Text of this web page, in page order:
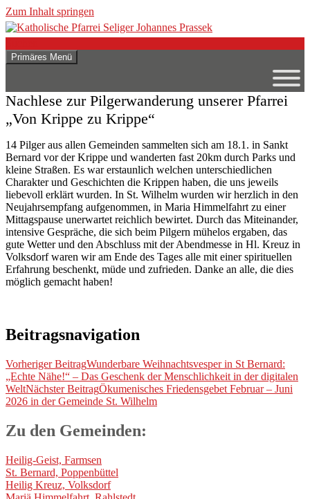
Zum Inhalt springen
Katholische Pfarrei Seliger
Johannes Prassek
Primäres Menü
Nachlese zur Pilgerwanderung unserer Pfarrei
„Von Krippe zu Krippe“
14 Pilger aus allen Gemeinden sammelten sich am 18.1. in Sankt
Bernard vor der Krippe und wanderten fast 20km durch Parks und
kleine Straßen. Es war erstaunlich welchen unterschiedlichen
Charakter und Geschichten die Krippen haben, die uns jeweils
liebevoll erklärt wurden. In St. Wilhelm wurden wir herzlich in den
Neujahrsempfang aufgenommen, in Maria Himmelfahrt zu einer
Mittagspause unerwartet reichlich bewirtet. Durch das Miteinander,
intensive Gespräche, die sich beim Pilgern mühelos ergaben, das
gute Wetter und den Abschluss mit der Abendmesse in Hl. Kreuz in
Volksdorf waren wir am Ende des Tages alle mit einer spirituellen
Erfahrung beschenkt, müde und zufrieden. Danke an alle, die dies
möglich gemacht haben!
Beitragsnavigation
Vorheriger BeitragWunderbare Weihnachtsvesper in St Bernard:
„Echte Nähe!“ – Das Geschenk der Menschlichkeit in der digitalen
WeltNächster BeitragÖkumenisches Friedensgebet Februar – Juni
2026 in der Gemeinde St. Wilhelm
Zu den Gemeinden:
Heilig-Geist, Farmsen
St. Bernard, Poppenbüttel
Heilig Kreuz, Volksdorf